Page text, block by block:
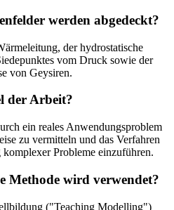
werden abgedeckt?
der hydrostatische
vom Druck sowie der
von Geysiren.
der Arbeit?
ein reales Anwendungsproblem
zu vermitteln und das Verfahren
Probleme einzuführen.
Methode wird verwendet?
("Teaching Modelling")